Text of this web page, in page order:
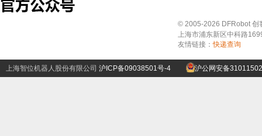
© 2005-2026 DFRobot 创
上海市浦东新区中科路
友情链接：快递查询
上海智位机器人股份有限公司 沪ICP备09038501号-4 沪公网安备